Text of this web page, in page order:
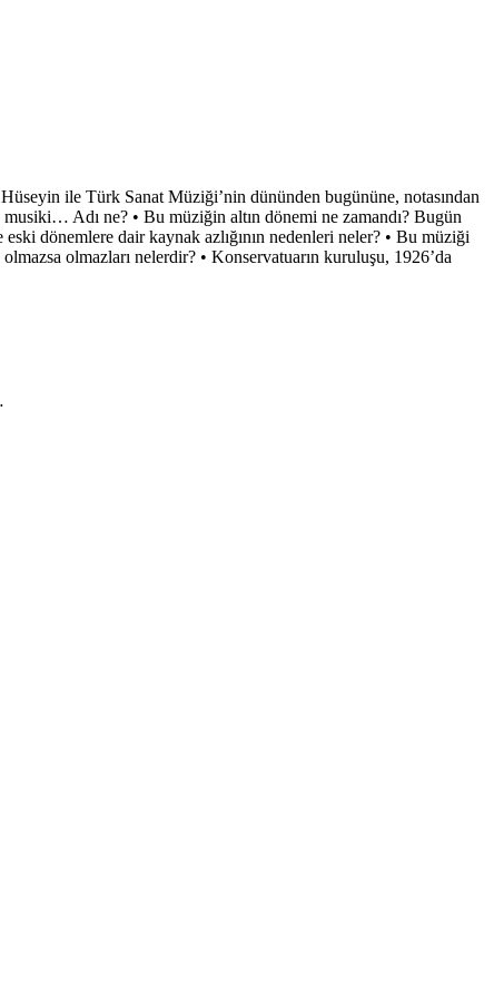
ile Türk Sanat Müziği’nin dününden bugününe, notasından
Adı ne? • Bu müziğin altın dönemi ne zamandı? Bugün
dönemlere dair kaynak azlığının nedenleri neler? • Bu müziği
olmazları nelerdir? • Konservatuarın kuruluşu, 1926’da